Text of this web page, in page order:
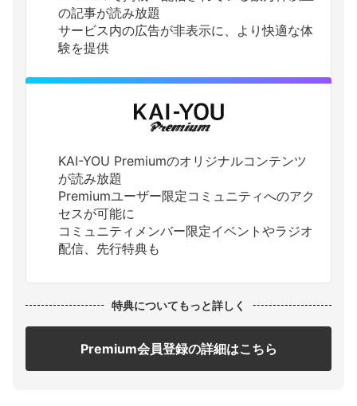
の記事が読み放題
サービス内の広告が非表示に、より快適な体
験を提供
KAI-YOU Premiumのオリジナルコンテンツ
が読み放題
Premiumユーザー限定コミュニティへのアク
セスが可能に
コミュニティメンバー限定イベントやラジオ
配信、先行特典も
特典についてもっと詳しく
Premium会員登録の詳細はこちら